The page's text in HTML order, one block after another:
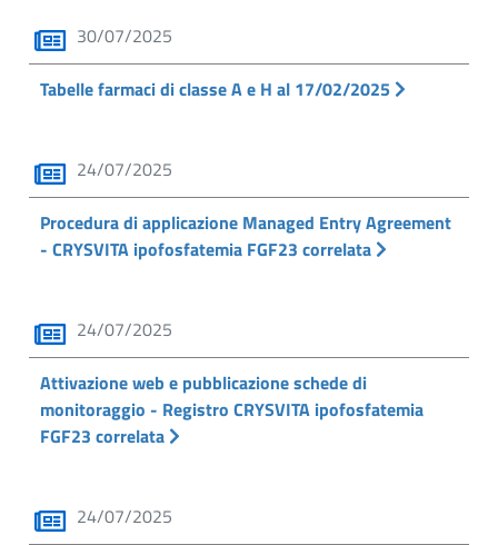
30/07/2025
Tabelle farmaci di classe A e H al 17/02/2025
24/07/2025
Procedura di applicazione Managed Entry Agreement
- CRYSVITA ipofosfatemia FGF23 correlata
24/07/2025
Attivazione web e pubblicazione schede di
monitoraggio - Registro CRYSVITA ipofosfatemia
FGF23 correlata
24/07/2025